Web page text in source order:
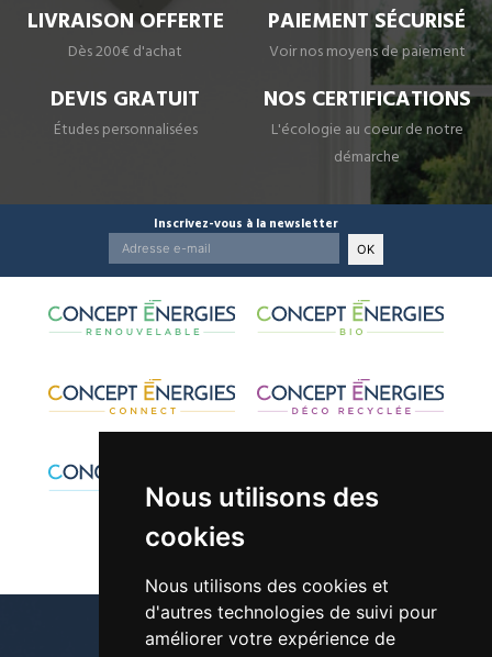
Nous utilisons des
cookies
Nous utilisons des cookies et
d'autres technologies de suivi pour
améliorer votre expérience de
LIVRAISON OFFERTE
Dès 200€ d'achat
PAIEMENT SÉCURISÉ
Voir nos moyens de paiement
DEVIS GRATUIT
Études personnalisées
NOS CERTIFICATIONS
L'écologie au coeur de notre
démarche
Inscrivez-vous à la newsletter
OK